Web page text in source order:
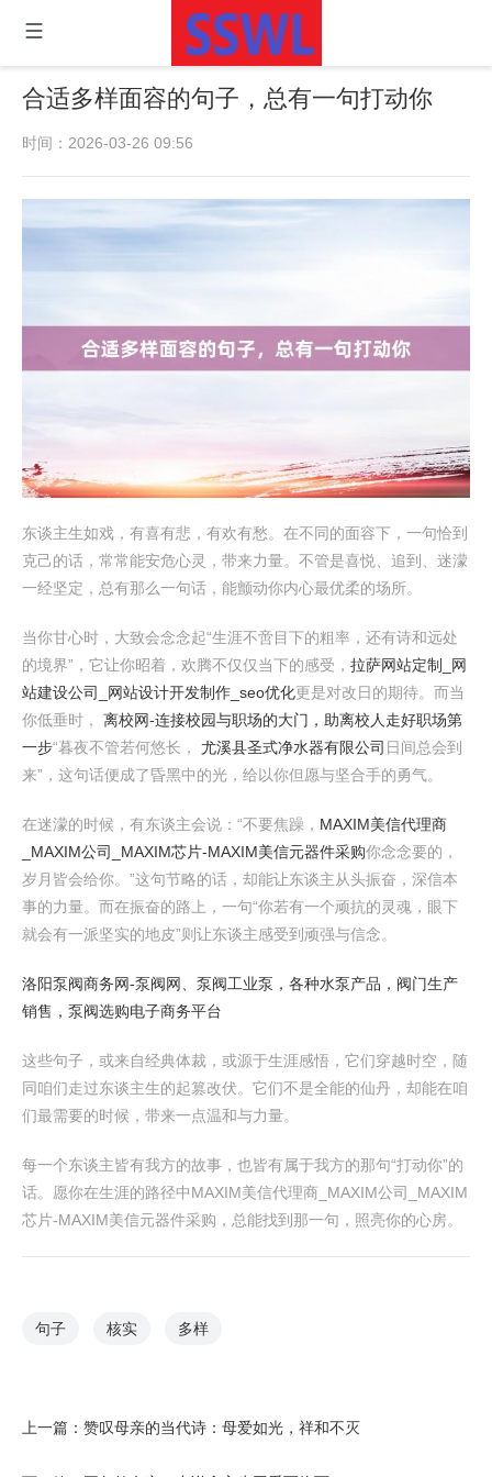
合适多样面容的句子，总有一句打动你
时间：2026-03-26 09:56
东谈主生如戏，有喜有悲，有欢有愁。在不同的面容下，一句恰到
克己的话，常常能安危心灵，带来力量。不管是喜悦、追到、迷濛
一经坚定，总有那么一句话，能颤动你内心最优柔的场所。
当你甘心时，大致会念念起“生涯不啻目下的粗率，还有诗和远处
的境界”，它让你昭着，欢腾不仅仅当下的感受， 拉萨网站定制_网
站建设公司_网站设计开发制作_seo优化更是对改日的期待。而当
你低垂时， 离校网-连接校园与职场的大门，助离校人走好职场第
一步“暮夜不管若何悠长， 尤溪县圣式净水器有限公司 日间总会到
来”，这句话便成了昏黑中的光，给以你但愿与坚合手的勇气。
在迷濛的时候，有东谈主会说：“不要焦躁， MAXIM美信代理商
_MAXIM公司_MAXIM芯片-MAXIM美信元器件采购你念念要的，
岁月皆会给你。”这句节略的话，却能让东谈主从头振奋，深信本
事的力量。而在振奋的路上，一句“你若有一个顽抗的灵魂，眼下
就会有一派坚实的地皮”则让东谈主感受到顽强与信念。
洛阳泵阀商务网-泵阀网、泵阀工业泵，各种水泵产品，阀门生产
销售，泵阀选购电子商务平台
这些句子，或来自经典体裁，或源于生涯感悟，它们穿越时空，随
同咱们走过东谈主生的起篡改伏。它们不是全能的仙丹，却能在咱
们最需要的时候，带来一点温和与力量。
每一个东谈主皆有我方的故事，也皆有属于我方的那句“打动你”的
话。愿你在生涯的路径中MAXIM美信代理商_MAXIM公司_MAXIM
芯片-MAXIM美信元器件采购，总能找到那一句，照亮你的心房。
句子 核实 多样
上一篇： 赞叹母亲的当代诗：母爱如光，祥和不灭